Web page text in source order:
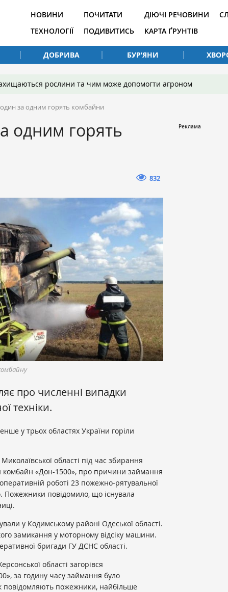
НОВИНИ
ТЕХНОЛОГІЇ
ПОЧИТАТИ
ПОДИВИТИСЬ
ДІЮЧІ РЕЧОВИНИ
КАРТА ҐРУНТІВ
ДОБРИВА БУР’ЯНИ
рослини та чим може допомогти агроном
за одним горять комбайни
одним горять
832
про численні випадки
техніки.
у трьох областях України горіли
області під час збирання
комбайн «Дон-1500», про причини займання
роботі 23 пожежно-рятувальної
Пожежники повідомило, що існувала
у Кодимському районі Одеської області.
замикання у моторному відсіку машини.
бригади ГУ ДСНС області.
області загорівся
за годину часу займання було
повідомляють пожежники, найбільше